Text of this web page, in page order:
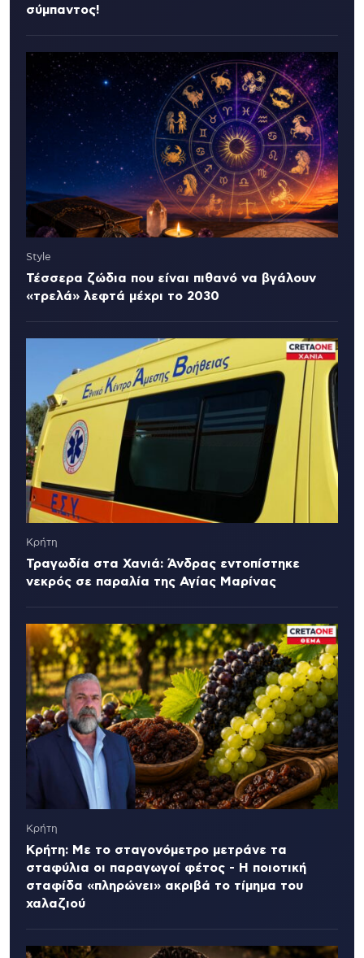
σύμπαντος!
Style
Τέσσερα ζώδια που είναι πιθανό να βγάλουν
«τρελά» λεφτά μέχρι το 2030
Κρήτη
Τραγωδία στα Χανιά: Άνδρας εντοπίστηκε
νεκρός σε παραλία της Αγίας Μαρίνας
Κρήτη
Κρήτη: Με το σταγονόμετρο μετράνε τα
σταφύλια οι παραγωγοί φέτος - Η ποιοτική
σταφίδα «πληρώνει» ακριβά το τίμημα του
χαλαζιού